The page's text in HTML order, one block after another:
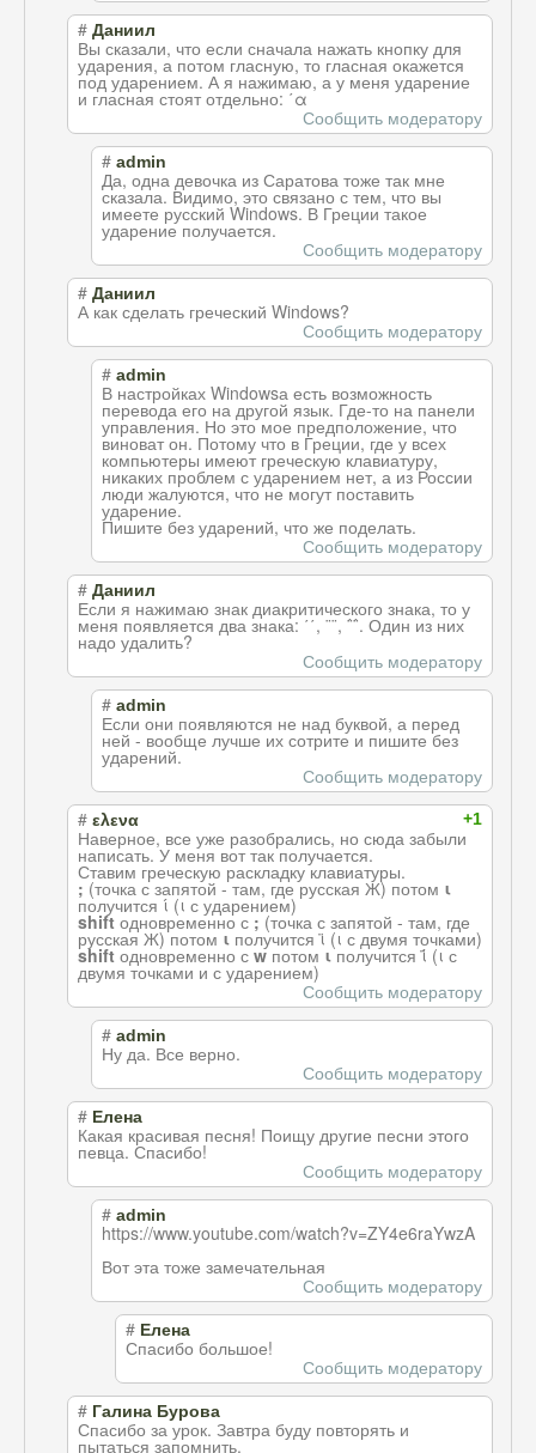
# Даниил
Вы сказали, что если сначала нажать кнопку для
ударения, а потом гласную, то гласная окажется
под ударением. А я нажимаю, а у меня ударение
и гласная стоят отдельно: ΄α
Сообщить модератору
# admin
Да, одна девочка из Саратова тоже так мне
сказала. Видимо, это связано с тем, что вы
имеете русский Windows. В Греции такое
ударение получается.
Сообщить модератору
# Даниил
А как сделать греческий Windows?
Сообщить модератору
# admin
В настройках Windowsа есть возможность
перевода его на другой язык. Где-то на панели
управления. Но это мое предположение, что
виноват он. Потому что в Греции, где у всех
компьютеры имеют греческую клавиатуру,
никаких проблем с ударением нет, а из России
люди жалуются, что не могут поставить
ударение.
Пишите без ударений, что же поделать.
Сообщить модератору
# Даниил
Если я нажимаю знак диакритического знака, то у
меня появляется два знака: ΄΄, ¨¨, ΅΅. Один из них
надо удалить?
Сообщить модератору
# admin
Если они появляются не над буквой, а перед
ней - вообще лучше их сотрите и пишите без
ударений.
Сообщить модератору
+1
# ελενα
Наверное, все уже разобрались, но сюда забыли
написать. У меня вот так получается.
Ставим греческую раскладку клавиатуры.
; (точка с запятой - там, где русская Ж) потом ι
получится ί (ι с ударением)
shift одновременно с ; (точка с запятой - там, где
русская Ж) потом ι получится ϊ (ι с двумя точками)
shift одновременно с wпотом ιполучится ΐ (ι с
двумя точками и с ударением)
Сообщить модератору
# admin
Ну да. Все верно.
Сообщить модератору
# Елена
Какая красивая песня! Поищу другие песни этого
певца. Спасибо!
Сообщить модератору
# admin
https://www.youtube.com/watch?v=ZY4e6raYwzA
Вот эта тоже замечательная
Сообщить модератору
# Елена
Спасибо большое!
Сообщить модератору
# Галина Бурова
Спасибо за урок. Завтра буду повторять и
пытаться запомнить.